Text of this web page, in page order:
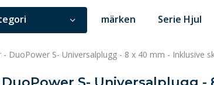
märken Serie Hjul
- DuoPower S- Universalplugg - 8 x 40 mm - Inklusive